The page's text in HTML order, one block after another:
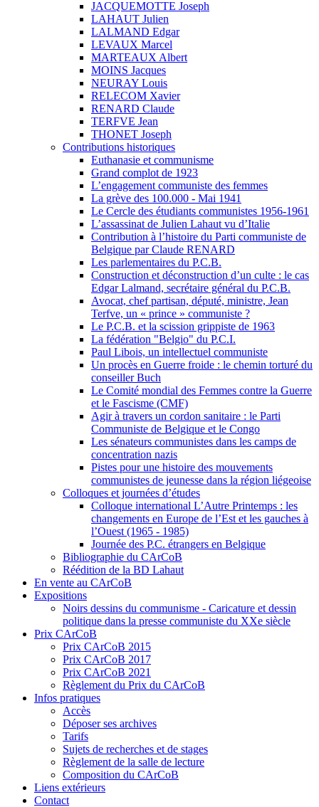
JACQUEMOTTE Joseph
LAHAUT Julien
LALMAND Edgar
LEVAUX Marcel
MARTEAUX Albert
MOINS Jacques
NEURAY Louis
RELECOM Xavier
RENARD Claude
TERFVE Jean
THONET Joseph
Contributions historiques
Euthanasie et communisme
Grand complot de 1923
L’engagement communiste des femmes
La grève des 100.000 - Mai 1941
Le Cercle des étudiants communistes 1956-1961
L’assassinat de Julien Lahaut vu d’Italie
Contribution à l’histoire du Parti communiste de
Belgique par Claude RENARD
Les parlementaires du P.C.B.
Construction et déconstruction d’un culte : le cas
Edgar Lalmand, secrétaire général du P.C.B.
Avocat, chef partisan, député, ministre, Jean
Terfve, un « prince » communiste ?
Le P.C.B. et la scission grippiste de 1963
La fédération "Belgio" du P.C.I.
Paul Libois, un intellectuel communiste
Un procès en Guerre froide : le chemin torturé du
conseiller Buch
Le Comité mondial des Femmes contre la Guerre
et le Fascisme (CMF)
Agir à travers un cordon sanitaire : le Parti
Communiste de Belgique et le Congo
Les sénateurs communistes dans les camps de
concentration nazis
Pistes pour une histoire des mouvements
communistes de jeunesse dans la région liégeoise
Colloques et journées d’études
Colloque international L’Autre Printemps : les
changements en Europe de l’Est et les gauches à
l’Ouest (1965 - 1985)
Journée des P.C. étrangers en Belgique
Bibliographie du CArCoB
Réédition de la BD Lahaut
En vente au CArCoB
Expositions
Noirs dessins du communisme - Caricature et dessin
politique dans la presse communiste du XXe siècle
Prix CArCoB
Prix CArCoB 2015
Prix CArCoB 2017
Prix CArCoB 2021
Règlement du Prix du CArCoB
Infos pratiques
Accès
Déposer ses archives
Tarifs
Sujets de recherches et de stages
Règlement de la salle de lecture
Composition du CArCoB
Liens extérieurs
Contact